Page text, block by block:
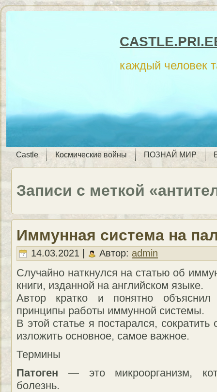
каждый человек
Castle Космические войны ПОЗНАЙ МИР
Записи с меткой
Иммунная система на
14.03.2021 | Автор: admin
Случайно наткнулся на статью об
книги, изданной на английском языке.
Автор кратко и понятно
принципы работы иммунной системы.
В этой статье я постарался,
изложить основное, самое важное.
Термины
Патоген — это микроорганизм,
болезнь.